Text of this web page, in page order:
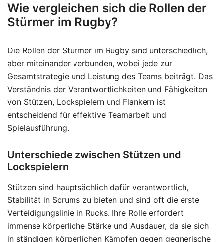
Wie vergleichen sich die Rollen der
Stürmer im Rugby?
Die Rollen der Stürmer im Rugby sind unterschiedlich,
aber miteinander verbunden, wobei jede zur
Gesamtstrategie und Leistung des Teams beiträgt. Das
Verständnis der Verantwortlichkeiten und Fähigkeiten
von Stützen, Lockspielern und Flankern ist
entscheidend für effektive Teamarbeit und
Spielausführung.
Unterschiede zwischen Stützen und
Lockspielern
Stützen sind hauptsächlich dafür verantwortlich,
Stabilität in Scrums zu bieten und sind oft die erste
Verteidigungslinie in Rucks. Ihre Rolle erfordert
immense körperliche Stärke und Ausdauer, da sie sich
in ständigen körperlichen Kämpfen gegen gegnerische